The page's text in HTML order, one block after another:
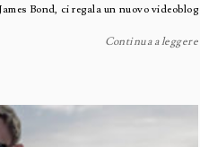
Bond, ci regala un nuovo videoblog
Continua a leggere